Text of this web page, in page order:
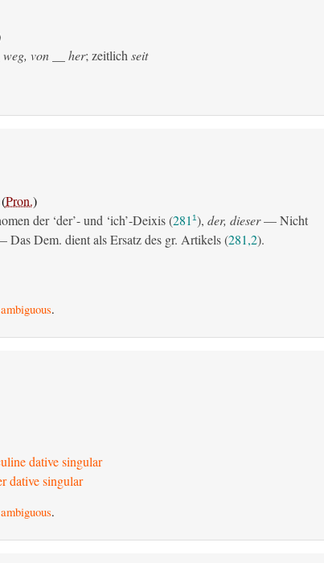
von __ her;zeitlich seit
Pron.)
der ‘der’- und ‘ich’-Deixis (281 1), der, dieser— Nicht
Das Dem. dient als Ersatz des gr. Artikels (281,2).
ambiguous.
dative singular
dative singular
ambiguous.